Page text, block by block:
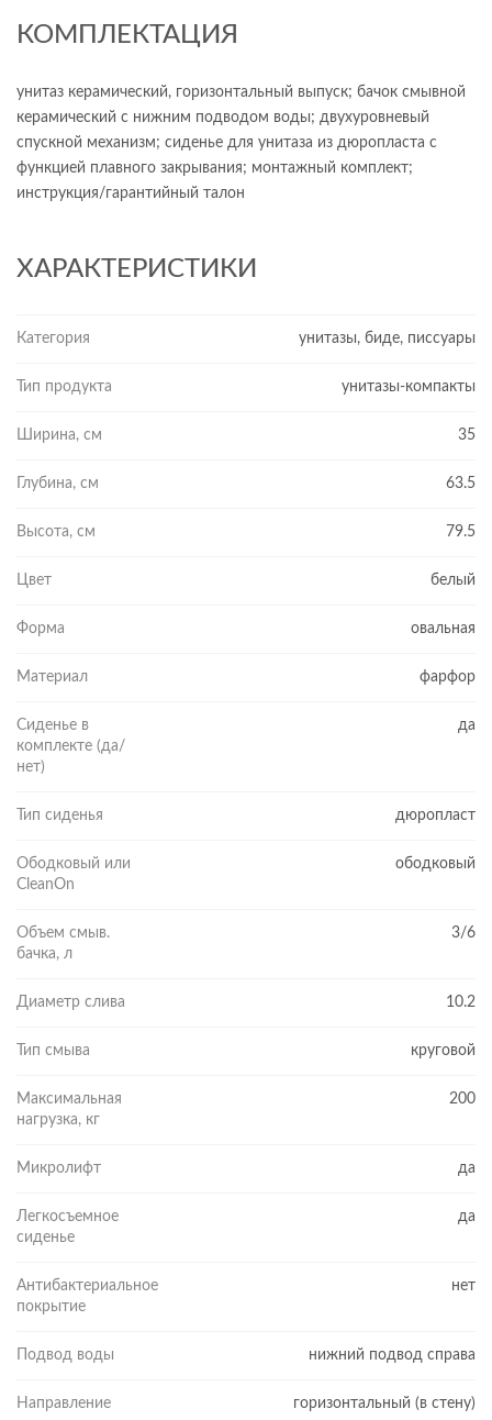
КОМПЛЕКТАЦИЯ
унитаз керамический, горизонтальный выпуск; бачок смывной
керамический с нижним подводом воды; двухуровневый
спускной механизм; сиденье для унитаза из дюропласта с
функцией плавного закрывания; монтажный комплект;
инструкция/гарантийный талон
ХАРАКТЕРИСТИКИ
Категория унитазы, биде, писсуары
Тип продукта унитазы-компакты
Ширина, см 35
Глубина, см 63.5
Высота, см 79.5
Цвет белый
Форма овальная
Материал фарфор
Сиденье в
комплекте (да/
нет)
да
Тип сиденья дюропласт
Ободковый или
CleanOn
ободковый
Объем смыв.
бачка, л
3/6
Диаметр слива 10.2
Тип смыва круговой
Максимальная
нагрузка, кг
200
Микролифт да
Легкосъемное
сиденье
да
Антибактериальное
покрытие
нет
Подвод воды нижний подвод справа
Направление
горизонтальный (в стену)